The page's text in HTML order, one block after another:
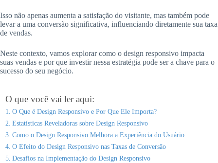
Isso não apenas aumenta a satisfação do visitante, mas também pode
levar a uma conversão significativa, influenciando diretamente sua taxa
de vendas.
Neste contexto, vamos explorar como o design responsivo impacta
suas vendas e por que investir nessa estratégia pode ser a chave para o
sucesso do seu negócio.
O que você vai ler aqui:
O Que é Design Responsivo e Por Que Ele Importa?
Estatísticas Reveladoras sobre Design Responsivo
Como o Design Responsivo Melhora a Experiência do Usuário
O Efeito do Design Responsivo nas Taxas de Conversão
Desafios na Implementação do Design Responsivo